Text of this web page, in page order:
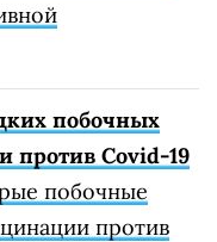
побочных
против Covid-19
побочные
против